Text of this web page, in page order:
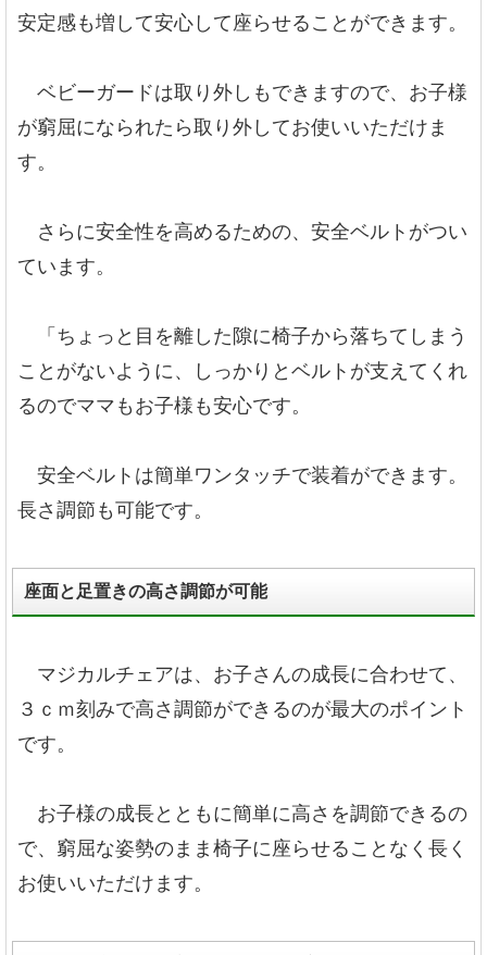
安定感も増して安心して座らせることができます。
ベビーガードは取り外しもできますので、お子様
が窮屈になられたら取り外してお使いいただけま
す。
さらに安全性を高めるための、安全ベルトがつい
ています。
「ちょっと目を離した隙に椅子から落ちてしまう
ことがないように、しっかりとベルトが支えてくれ
るのでママもお子様も安心です。
安全ベルトは簡単ワンタッチで装着ができます。
長さ調節も可能です。
座面と足置きの高さ調節が可能
マジカルチェアは、お子さんの成長に合わせて、
３ｃｍ刻みで高さ調節ができるのが最大のポイント
です。
お子様の成長とともに簡単に高さを調節できるの
で、窮屈な姿勢のまま椅子に座らせることなく長く
お使いいただけます。